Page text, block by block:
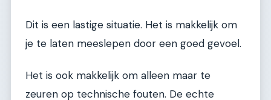
Dit is een lastige situatie. Het is makkelijk om
je te laten meeslepen door een goed gevoel.
Het is ook makkelijk om alleen maar te
zeuren op technische fouten. De echte